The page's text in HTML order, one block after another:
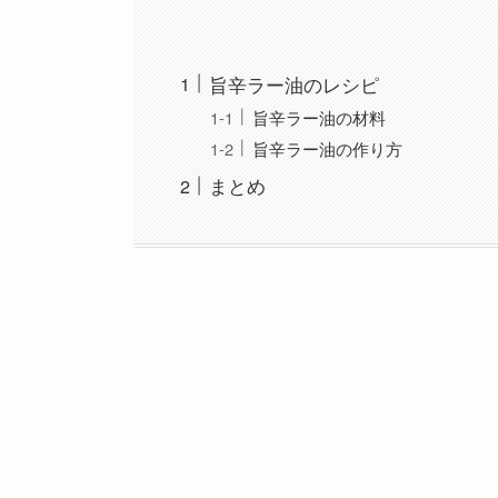
旨辛ラー油のレシピ
旨辛ラー油の材料
旨辛ラー油の作り方
まとめ